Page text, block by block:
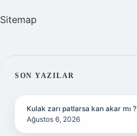
Sitemap
SIDEBAR
SON YAZILAR
Kulak zarı patlarsa kan akar mı ?
Ağustos 6, 2026